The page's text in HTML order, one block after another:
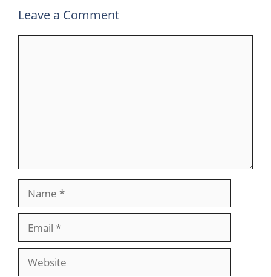
Leave a Comment
Website